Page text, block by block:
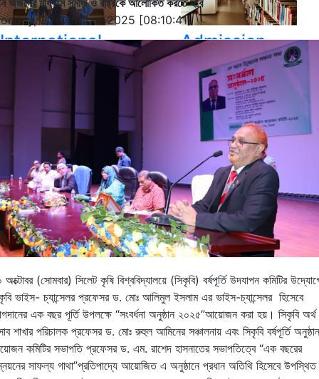
International
Student
Admission
Hall Facilities
Campus
Show More Results
20-October-2025 [08:10:41]
(সোমবার) সিলেট কৃষি বিশ্ববিদ্যালয়ে (সিকৃবি) বর্ষপূর্তি উদযাপন কমিটির
ভাইস- চ্যান্সেলর প্রফেসর ড. মোঃ আলিমুল ইসলাম এর ভাইস-চ্যান্সেলর হিসেবে
এক বছর পূর্তি উপলক্ষে “সংবর্ধনা অনুষ্ঠান ২০২৫”আয়োজন করা হয়। সিকৃবি
শাখার পরিচালক প্রফেসর ড. মোঃ রুহুল আমিনের সঞ্চালনায় এবং সিকৃবি বর্ষপূর্তি অনুষ্ঠান
কমিটির সভাপতি প্রফেসর ড. এম. রাশেদ হাসনাতের সভাপতিত্বে “এক বছরের
সাফল্য গাথা”প্রতিপাদ্যে আয়োজিত এ অনুষ্ঠানে প্রধান অতিথি হিসেবে উপস্থিত